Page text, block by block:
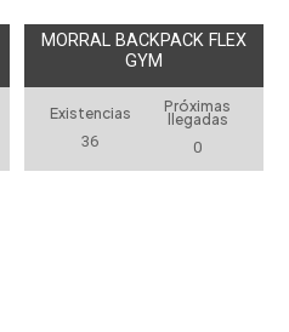
MORRAL BACKPACK FLEX
GYM
Existencias
36
Próximas
llegadas
0